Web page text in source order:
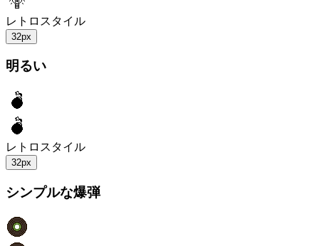
レトロスタイル
32px
明るい
レトロスタイル
32px
シンプルな爆弾